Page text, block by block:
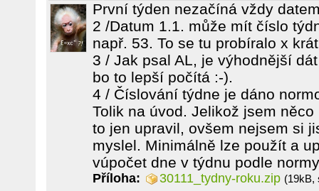
První týden nezačíná vždy
2 /Datum 1.1. může mít číslo
např. 53. To se tu probíralo x
3 / Jak psal AL, je výhodnější
bo to lepší počítá :-).
4 / Číslování týdne je dáno
Tolik na úvod. Jelikož jsem
to jen upravil, ovšem nejsem si
myslel. Minimálně lze použít a
vúpočet dne v týdnu podle
Příloha: 30111_tydny-roku.zip (19kB,